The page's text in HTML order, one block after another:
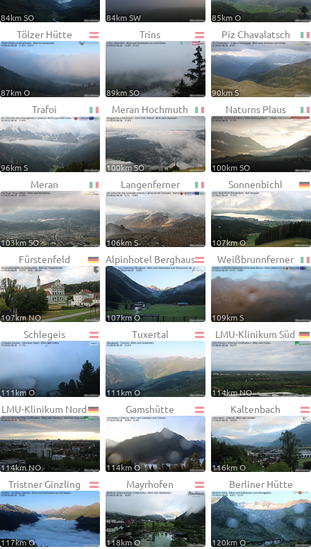
84km SO 84km SW 85km O
Tölzer Hütte
87km O
Trins
89km SO
Piz Chavalatsch
90km S
Trafoi
96km S
Meran Hochmuth
100km SO
Naturns Plaus
100km SO
Meran
103km SO
Langenferner
106km S
Sonnenbichl
107km O
Fürstenfeld
107km NO
Alpinhotel Berghaus
107km O
Weißbrunnferner
109km S
Schlegeis
111km O
Tuxertal
111km O
LMU-Klinikum Süd
114km NO
LMU-Klinikum Nord
114km NO
Gamshütte
114km O
Kaltenbach
116km O
Tristner Ginzling
117km O
Mayrhofen
118km O
Berliner Hütte
120km O